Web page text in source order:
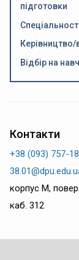
підготовки
Керівництво/
Відбір на
Контакти
+38 (093) 757-
корпус М,
каб. 312